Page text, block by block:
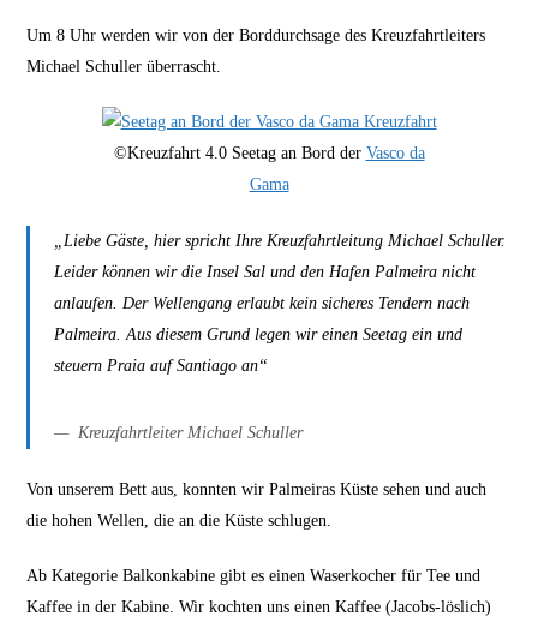
Um 8 Uhr werden wir von der Borddurchsage des Kreuzfahrtleiters
Michael Schuller überrascht.
©Kreuzfahrt 4.0 Seetag an Bord der Vasco da
Gama
„Liebe Gäste, hier spricht Ihre Kreuzfahrtleitung Michael Schuller.
Leider können wir die Insel Sal und den Hafen Palmeira nicht
anlaufen. Der Wellengang erlaubt kein sicheres Tendern nach
Palmeira. Aus diesem Grund legen wir einen Seetag ein und
steuern Praia auf Santiago an“
Kreuzfahrtleiter Michael Schuller
Von unserem Bett aus, konnten wir Palmeiras Küste sehen und auch
die hohen Wellen, die an die Küste schlugen.
Ab Kategorie Balkonkabine gibt es einen Waserkocher für Tee und
Kaffee in der Kabine. Wir kochten uns einen Kaffee (Jacobs-löslich)